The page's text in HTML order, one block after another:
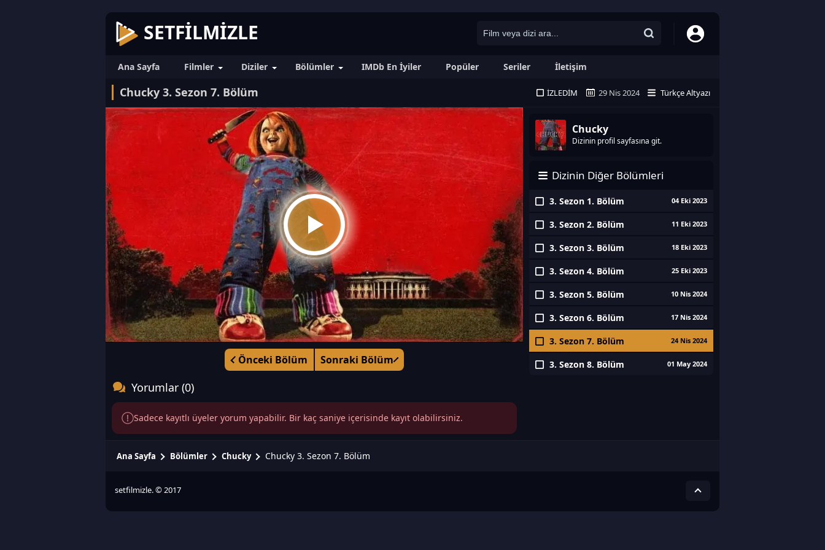
SETFILMIZLE
Ana Sayfa Filmler Diziler Bölümler IMDb En İyiler Popüler Seriler İletişim
Chucky 3. Sezon 7. Bölüm İZLEDIM 29 Nis 2024 Türkçe Altyazı
Önceki Bölüm Sonraki Bölüm
Chucky
Dizinin profil sayfasına git.
Dizinin Diğer Bölümleri
3. Sezon 1. Bölüm 04 Eki 2023
3. Sezon 2. Bölüm 11 Eki 2023
3. Sezon 3. Bölüm 18 Eki 2023
3. Sezon 4. Bölüm 25 Eki 2023
3. Sezon 5. Bölüm 10 Nis 2024
3. Sezon 6. Bölüm 17 Nis 2024
3. Sezon 7. Bölüm 24 Nis 2024
3. Sezon 8. Bölüm 01 May 2024
Yorumlar (0)
Sadece kayıtlı üyeler yorum yapabilir. Bir kaç saniye içerisinde kayıt olabilirsiniz.
Ana Sayfa Bölümler Chucky Chucky 3. Sezon 7. Bölüm
setfilmizle. © 2017